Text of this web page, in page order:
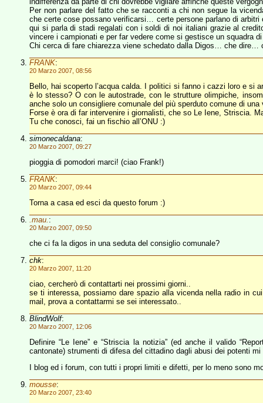
Per non parlare del fatto che se racconti a chi non segue la
che certe cose possano verificarsi… certe persone parlano di
qui si parla di stadi regalati con i soldi di noi italiani grazie al
vincere i campionati e per far vedere come si gestisce un squadra
Chi cerca di fare chiarezza viene schedato dalla Digos… che dire…
FRANK:
20 Marzo 2007, 08:56
Bello, hai scoperto l’acqua calda. I politici si fanno i cazzi loro e si
è lo stesso? O con le autostrade, con le strutture olimpiche,
anche solo un consigliere comunale del più sperduto comune di una
Forse è ora di far intervenire i giornalisti, che so Le Iene, Striscia.
Tu che conosci, fai un fischio all’ONU :)
simonecaldana:
20 Marzo 2007, 09:27
pioggia di pomodori marci! (ciao Frank!)
FRANK:
20 Marzo 2007, 09:44
Torna a casa ed esci da questo forum :)
.mau. :
20 Marzo 2007, 09:50
che ci fa la digos in una seduta del consiglio comunale?
chk:
20 Marzo 2007, 11:20
ciao, cercherò di contattarti nei prossimi giorni..
se ti interessa, possiamo dare spazio alla vicenda nella radio in
mail, prova a contattarmi se sei interessato..
BlindWolf:
20 Marzo 2007, 12:06
Definire “Le Iene” e “Striscia la notizia” (ed anche il valido
cantonate) strumenti di difesa del cittadino dagli abusi dei potenti
I blog ed i forum, con tutti i propri limiti e difetti, per lo meno sono
mousse:
20 Marzo 2007, 23:40